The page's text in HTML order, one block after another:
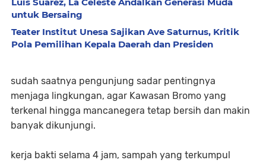
untuk Bersaing
Teater Institut Unesa Sajikan Ave Saturnus, Kritik
Pola Pemilihan Kepala Daerah dan Presiden
sudah saatnya pengunjung sadar pentingnya
menjaga lingkungan, agar Kawasan Bromo yang
terkenal hingga mancanegera tetap bersih dan makin
banyak dikunjungi.
kerja bakti selama 4 jam, sampah yang terkumpul